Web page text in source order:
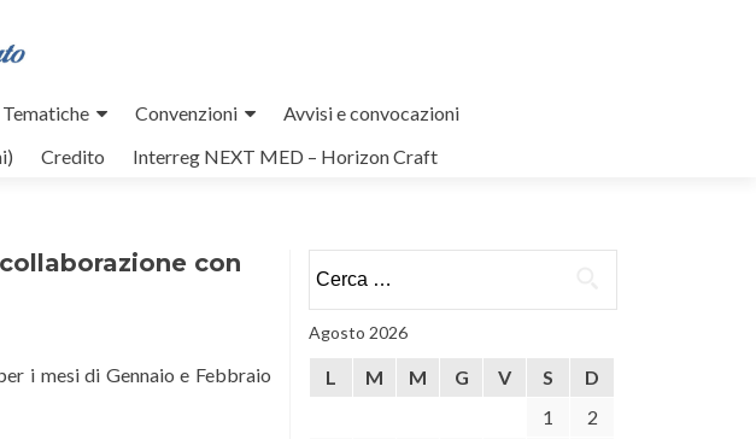
Tematiche Convenzioni
Avvisi e convocazioni
Credito Interreg NEXT MED – Horizon Craft
con
i mesi di Gennaio e Febbraio
per:
Agosto 2026
L M M G V S
D
1
2